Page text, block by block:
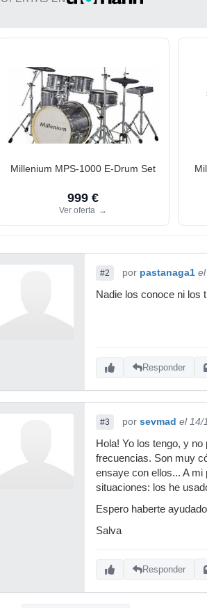
Millenium MPS-1000 E-Drum Set
999 €
Ver oferta →
#2 por pastanaga1
Nadie los conoce ni los
Responder
#3 por sevmad el 14/
Hola! Yo los tengo, y
frecuencias. Son muy
ensaye con ellos... A
situaciones: los he
Espero haberte
Salva
Responder